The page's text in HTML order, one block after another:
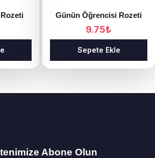
Günün Öğrencisi Rozeti
9.75₺
Sepete Ekle
Abone Olun